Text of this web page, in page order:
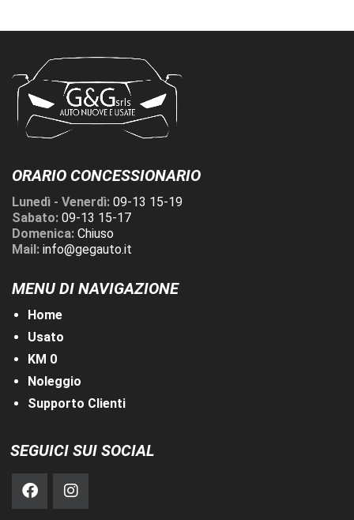
ORARIO CONCESSIONARIO
Lunedì - Venerdì: 09-13 15-19
Sabato: 09-13 15-17
Domenica: Chiuso
Mail: info@gegauto.it
MENU DI NAVIGAZIONE
Home
Usato
KM 0
Noleggio
Supporto Clienti
SEGUICI SUI SOCIAL